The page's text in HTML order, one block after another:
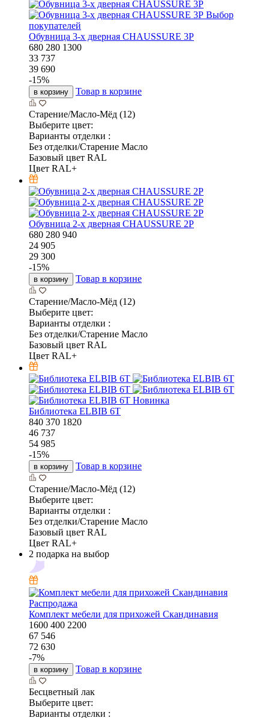
Выбор
покупателей
Обувница 3-х дверная CHAUSSURE 3P
680 280 1300
33 737
39 690
-15%
в корзину Товар в корзине
Старение/Масло-Мёд (12)
Выберите цвет:
Варианты отделки :
Без отделки/Старение Масло
Базовый цвет RAL
Цвет RAL+
Обувница 2-х дверная CHAUSSURE 2P
680 280 940
24 905
29 300
-15%
в корзину Товар в корзине
Старение/Масло-Мёд (12)
Выберите цвет:
Варианты отделки :
Без отделки/Старение Масло
Базовый цвет RAL
Цвет RAL+
Новинка
Библиотека ELBIB 6T
840 370 1820
46 737
54 985
-15%
в корзину Товар в корзине
Старение/Масло-Мёд (12)
Выберите цвет:
Варианты отделки :
Без отделки/Старение Масло
Базовый цвет RAL
Цвет RAL+
2 подарка на выбор
Распродажа
Комплект мебели для прихожей Скандинавия
1600 400 2200
67 546
72 630
-7%
в корзину Товар в корзине
Бесцветный лак
Выберите цвет:
Варианты отделки :